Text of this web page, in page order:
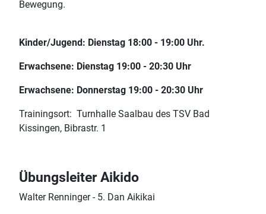
Bewegung.
Kinder/Jugend: Dienstag 18:00 - 19:00 Uhr.
Erwachsene: Dienstag 19:00 - 20:30 Uhr
Erwachsene: Donnerstag 19:00 - 20:30 Uhr
Trainingsort: Turnhalle Saalbau des TSV Bad
Kissingen, Bibrastr. 1
Übungsleiter Aikido
Walter Renninger - 5. Dan Aikikai